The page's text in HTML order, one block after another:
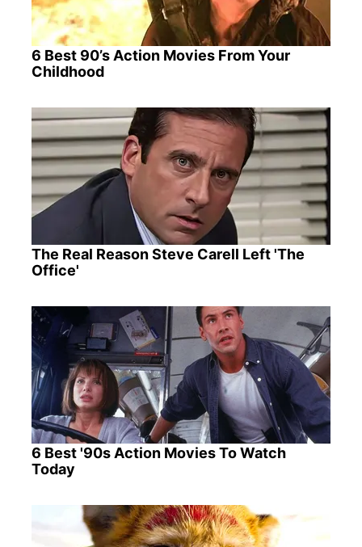
6 Best 90’s Action Movies From Your
Childhood
The Real Reason Steve Carell Left 'The
Office'
6 Best '90s Action Movies To Watch
Today